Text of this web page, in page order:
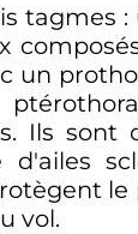
tagmes :
un
Ils sont
vol.